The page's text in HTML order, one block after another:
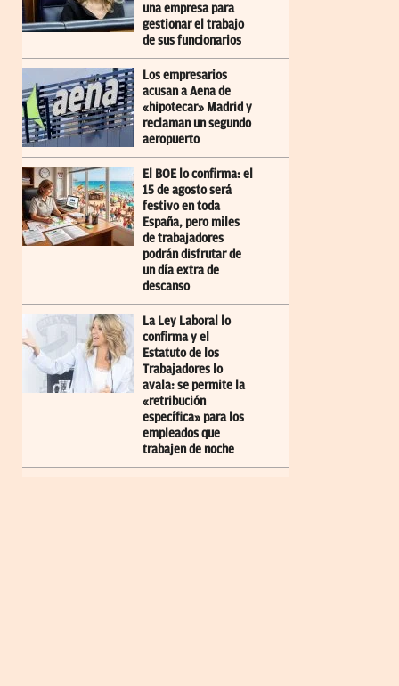
una empresa para
gestionar el trabajo
de sus funcionarios
Los empresarios
acusan a Aena de
«hipotecar» Madrid y
reclaman un segundo
aeropuerto
El BOE lo confirma: el
15 de agosto será
festivo en toda
España, pero miles
de trabajadores
podrán disfrutar de
un día extra de
descanso
La Ley Laboral lo
confirma y el
Estatuto de los
Trabajadores lo
avala: se permite la
«retribución
específica» para los
empleados que
trabajen de noche